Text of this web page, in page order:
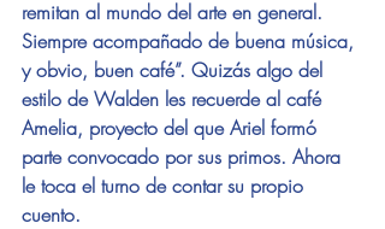
remitan al mundo del arte en general.
Siempre acompañado de buena música,
y obvio, buen café”. Quizás algo del
estilo de Walden les recuerde al café
Amelia, proyecto del que Ariel formó
parte convocado por sus primos. Ahora
le toca el turno de contar su propio
cuento.